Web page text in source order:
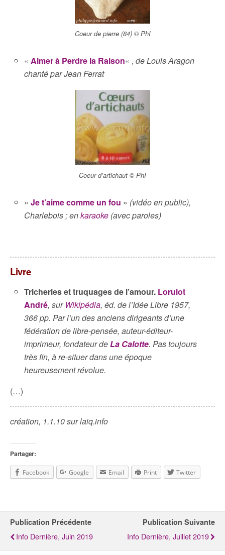
Coeur de pierre (84) © PhI
«Aimer à Perdre la Raison« ,de Louis Aragon
chanté par Jean Ferrat
Coeur d’artichaut © PhI
«Je t’aime comme un fou » (vidéo en public),
Charlebois ; enkaraoke (avec paroles)
Livre
Tricheries et truquages de l’amour. Lorulot
André, sur Wikipédia, éd. de l’Idée Libre 1957,
366 pp. Par l’un des anciens dirigeants d’une
fédération de libre-pensée, auteur-éditeur-
imprimeur, fondateur deLa Calotte. Pas toujours
très fin, à re-situer dans une époque
heureusement révolue.
(…)
création, 1.1.10 sur laiq.info
Partager:
Facebook Google Email Print Twitter
Publication Précédente
Info Dernière, Juin 2019
Publication Suivante
Info Dernière, Juillet 2019